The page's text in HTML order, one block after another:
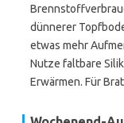
dünnerer
etwas mehr
Nutze faltbare
Erwärmen. Für